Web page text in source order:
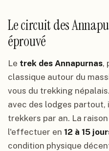
Le circuit des
éprouvé
Le trek des Annapurnas,
classique autour du
vous du trekking
avec des lodges partout,
trekkers par an. La
l'effectuer en 12 à 15
condition physique